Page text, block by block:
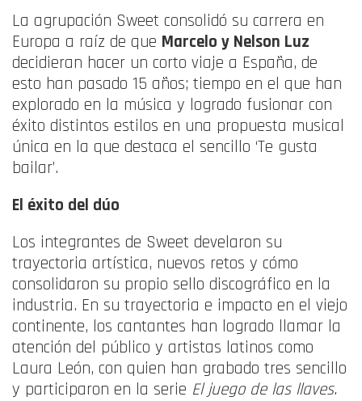
La agrupación Sweet consolidó su carrera en
Europa a raíz de que Marcelo y Nelson Luz
decidieran hacer un corto viaje a España, de
esto han pasado 15 años; tiempo en el que han
explorado en la música y logrado fusionar con
éxito distintos estilos en una propuesta musical
única en la que destaca el sencillo ‘Te gusta
bailar’.
El éxito del dúo
Los integrantes de Sweet develaron su
trayectoria artística, nuevos retos y cómo
consolidaron su propio sello discográfico en la
industria. En su trayectoria e impacto en el viejo
continente, los cantantes han logrado llamar la
atención del público y artistas latinos como
Laura León, con quien han grabado tres sencillo
y participaron en la serie El juego de las llaves.